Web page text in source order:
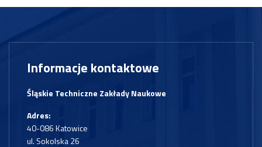
Informacje kontaktowe
Śląskie Techniczne Zakłady Naukowe
Adres:
40-086 Katowice
ul. Sokolska 26